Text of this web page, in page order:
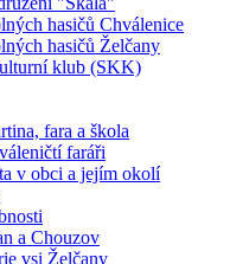
hasičů Chválenice
hasičů Želčany
klub (SKK)
fara a škola
faráři
v obci a jejím okolí
a Chouzov
vsi Želčany